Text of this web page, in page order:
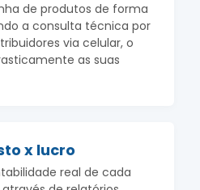
de produtos de forma
a consulta técnica por
via celular, o
as suas
x lucro
real de cada